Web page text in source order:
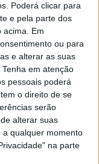
Poderá clicar para
e pela parte dos
acima. Em
ou para
e alterar as suas
Tenha em atenção
pessoais poderá
o direito de se
serão
alterar suas
a qualquer momento
na parte
e Ricardo Costa
(no concelho de
pelo
em Silgueiros.
patente na
centro histórico
o processo
semestre de